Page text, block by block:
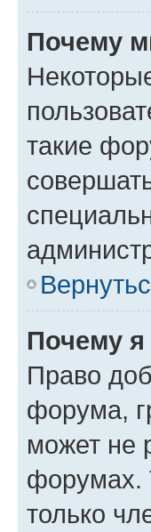
Почему
такие
Почему
Право
форума,
может не
форумах.
только